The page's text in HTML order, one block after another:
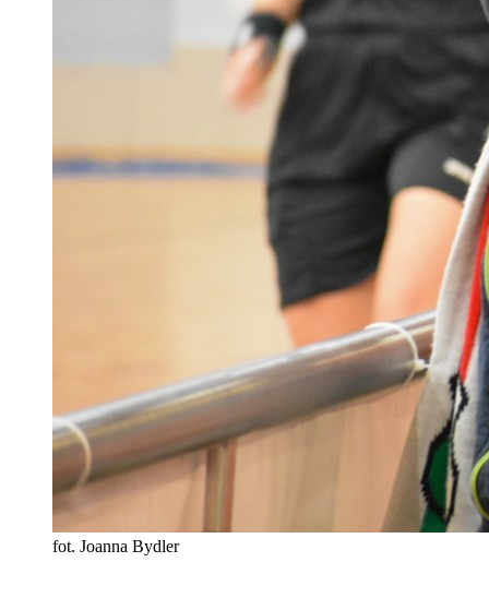
fot. Joanna Bydler